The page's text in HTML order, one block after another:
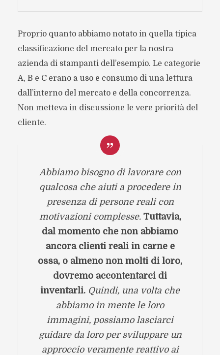
Proprio quanto abbiamo notato in quella tipica
classificazione del mercato per la nostra
azienda di stampanti dell’esempio. Le categorie
A, B e C erano a uso e consumo di una lettura
dall’interno del mercato e della concorrenza.
Non metteva in discussione le vere priorità del
cliente.
Abbiamo bisogno di lavorare con
qualcosa che aiuti a procedere in
presenza di persone reali con
motivazioni complesse. Tuttavia,
dal momento che non abbiamo
ancora clienti reali in carne e
ossa, o almeno non molti di loro,
dovremo accontentarci di
inventarli. Quindi, una volta che
abbiamo in mente le loro
immagini, possiamo lasciarci
guidare da loro per sviluppare un
approccio veramente reattivo ai